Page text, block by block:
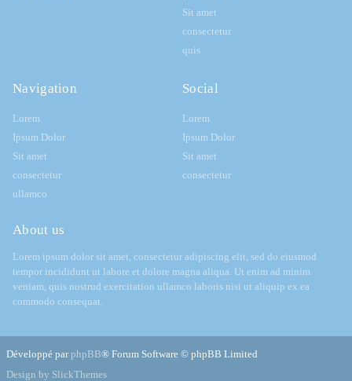
Sit amet
consectetur
quis
Navigation
Lorem
Ipsum Dolor
Sit amet
consectetur
ullamco
Social
Lorem
Ipsum Dolor
Sit amet
consectetur
About us
Lorem ipsum dolor sit amet, consectetur adipiscing elit, sed do eiusmod
tempor incididunt ut labore et dolore magna aliqua. Ut enim ad minim
veniam, quis nostrud exercitation ullamco laboris nisi ut aliquip ex ea
commodo consequat.
Développé parphpBB® Forum Software © phpBB Limited
Design by SlickThemes